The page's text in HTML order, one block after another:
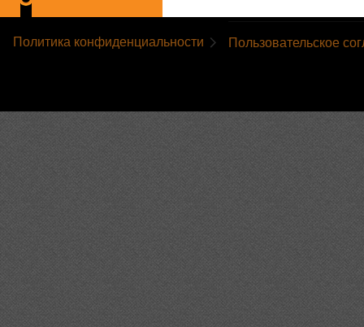
Политика конфиденциальности Пользовательское